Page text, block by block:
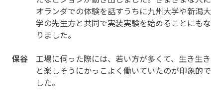
オランダでの体験を話すうちに九州大学や新潟大
学の先生方と共同で実装実験を始めることにもな
りました。
保谷 工場に伺った際には、若い方が多くて、生き生き
と楽しそうにかっこよく働いていたのが印象的で
した。